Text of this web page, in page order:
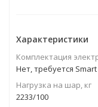
Характеристики
Комплектация
Нет, требуется
Нагрузка на шар, кг
2233/100